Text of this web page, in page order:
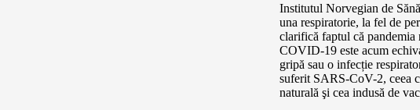
Institutul Norvegian de
una respiratorie, la fel de
clarifică faptul că pandemia
COVID-19 este acum
gripă sau o infecție
suferit SARS-CoV-2, ceea
naturală şi cea indusă de